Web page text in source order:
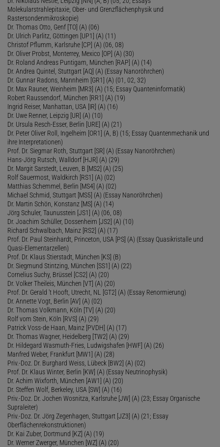
Molekularstrahlepitaxie, Ober- und Grenzflächenphysik und
Rastersondenmikroskopie)
Dr. Thomas Otto, Genf [TO] (A) (06)
Dr. Ulrich Parlitz, Göttingen [UP1] (A) (11)
Christof Pflumm, Karlsruhe [CP] (A) (06, 08)
Dr. Oliver Probst, Monterrey, Mexico [OP] (A) (30)
Dr. Roland Andreas Puntigam, München [RAP] (A) (14)
Dr. Andrea Quintel, Stuttgart [AQ] (A) (Essay Nanoröhrchen)
Dr. Gunnar Radons, Mannheim [GR1] (A) (01, 02, 32)
Dr. Max Rauner, Weinheim [MR3] (A) (15; Essay Quanteninformatik)
Robert Raussendorf, München [RR1] (A) (19)
Ingrid Reiser, Manhattan, USA [IR] (A) (16)
Dr. Uwe Renner, Leipzig [UR] (A) (10)
Dr. Ursula Resch-Esser, Berlin [URE] (A) (21)
Dr. Peter Oliver Roll, Ingelheim [OR1] (A, B) (15; Essay Quantenmechanik und
ihre Interpretationen)
Prof. Dr. Siegmar Roth, Stuttgart [SR] (A) (Essay Nanoröhrchen)
Hans-Jörg Rutsch, Walldorf [HJR] (A) (29)
Dr. Margit Sarstedt, Leuven, B [MS2] (A) (25)
Rolf Sauermost, Waldkirch [RS1] (A) (02)
Matthias Schemmel, Berlin [MS4] (A) (02)
Michael Schmid, Stuttgart [MS5] (A) (Essay Nanoröhrchen)
Dr. Martin Schön, Konstanz [MS] (A) (14)
Jörg Schuler, Taunusstein [JS1] (A) (06, 08)
Dr. Joachim Schüller, Dossenheim [JS2] (A) (10)
Richard Schwalbach, Mainz [RS2] (A) (17)
Prof. Dr. Paul Steinhardt, Princeton, USA [PS] (A) (Essay Quasikristalle und
Quasi-Elementarzellen)
Prof. Dr. Klaus Stierstadt, München [KS] (B)
Dr. Siegmund Stintzing, München [SS1] (A) (22)
Cornelius Suchy, Brüssel [CS2] (A) (20)
Dr. Volker Theileis, München [VT] (A) (20)
Prof. Dr. Gerald 't Hooft, Utrecht, NL [GT2] (A) (Essay Renormierung)
Dr. Annette Vogt, Berlin [AV] (A) (02)
Dr. Thomas Volkmann, Köln [TV] (A) (20)
Rolf vom Stein, Köln [RVS] (A) (29)
Patrick Voss-de Haan, Mainz [PVDH] (A) (17)
Dr. Thomas Wagner, Heidelberg [TW2] (A) (29)
Dr. Hildegard Wasmuth-Fries, Ludwigshafen [HWF] (A) (26)
Manfred Weber, Frankfurt [MW1] (A) (28)
Priv.-Doz. Dr. Burghard Weiss, Lübeck [BW2] (A) (02)
Prof. Dr. Klaus Winter, Berlin [KW] (A) (Essay Neutrinophysik)
Dr. Achim Wixforth, München [AW1] (A) (20)
Dr. Steffen Wolf, Berkeley, USA [SW] (A) (16)
Priv.-Doz. Dr. Jochen Wosnitza, Karlsruhe [JW] (A) (23; Essay Organische
Supraleiter)
Priv.-Doz. Dr. Jörg Zegenhagen, Stuttgart [JZ3] (A) (21; Essay
Oberflächenrekonstruktionen)
Dr. Kai Zuber, Dortmund [KZ] (A) (19)
Dr. Werner Zwerger, München [WZ] (A) (20)